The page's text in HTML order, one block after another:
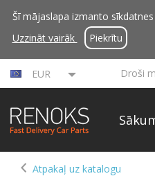
Šī mājaslapa izmanto
Uzzināt vairāk
Piekrītu
EUR Droši
Atpakaļ uz katalogu